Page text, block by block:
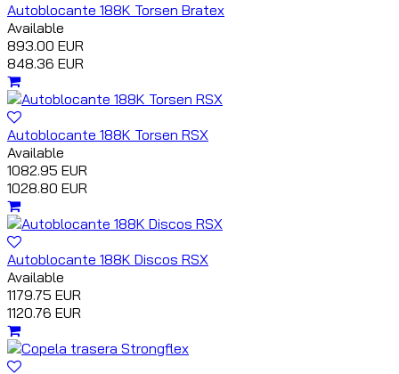
Autoblocante 188K Torsen Bratex
Available
893.00 EUR
848.36 EUR
Autoblocante 188K Torsen RSX
Available
1082.95 EUR
1028.80 EUR
Autoblocante 188K Discos RSX
Available
1179.75 EUR
1120.76 EUR